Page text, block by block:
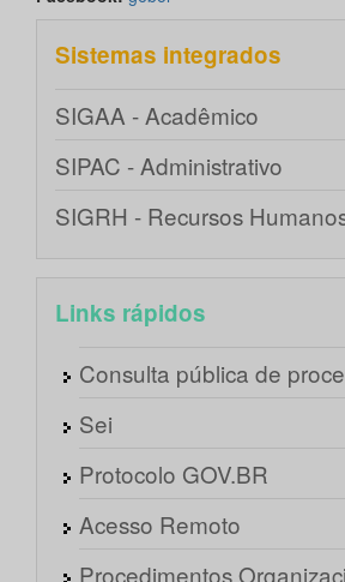
Sistemas integrados
SIGAA - Acadêmico
SIPAC - Administrativo
SIGRH - Recursos
Links rápidos
Consulta pública de
Sei
Protocolo GOV.BR
Acesso Remoto
Procedimentos